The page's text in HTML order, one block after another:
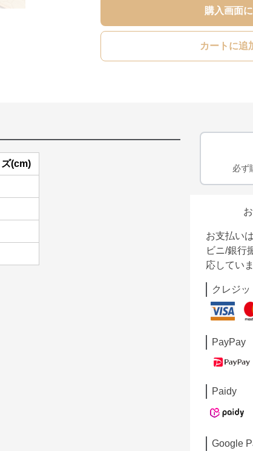
購入画面
カートに追
(cm) 必ず
お支払い
ビニ/銀行
応していま
クレジッ
PayPay
Paidy
Google